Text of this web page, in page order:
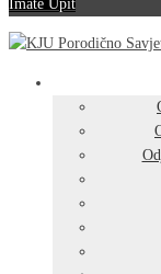
Imate Upit